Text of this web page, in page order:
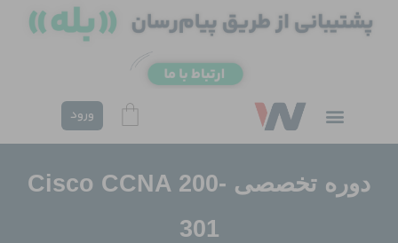
ورود
دوره تخصصی Cisco CCNA 200-
301